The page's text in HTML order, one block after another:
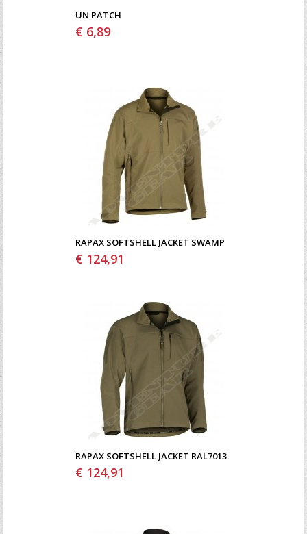
UN PATCH
€ 6,89
RAPAX SOFTSHELL JACKET SWAMP
€ 124,91
RAPAX SOFTSHELL JACKET RAL7013
€ 124,91